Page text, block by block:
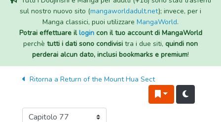
sul nostro nuovo sito (mangaworldadult.net); invece, per i
Manga classici, puoi utilizzare MangaWorld.
Potrai effettuare illogincon il tuo account di MangaWorld
perchè tutti i dati sono condivisi tra i due siti, quindi non
perderai alcun dato, inclusi bookmarks e premium!
Ritorna a Return of the Mount Hua Sect